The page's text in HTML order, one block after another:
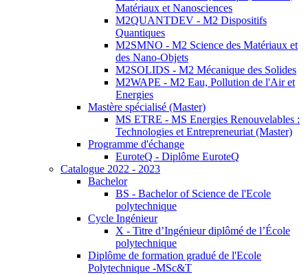
Matériaux et Nanosciences
M2QUANTDEV - M2 Dispositifs
Quantiques
M2SMNO - M2 Science des Matériaux et
des Nano-Objets
M2SOLIDS - M2 Mécanique des Solides
M2WAPE - M2 Eau, Pollution de l'Air et
Energies
Mastère spécialisé (Master)
MS ETRE - MS Energies Renouvelables :
Technologies et Entrepreneuriat (Master)
Programme d'échange
EuroteQ - Diplôme EuroteQ
Catalogue 2022 - 2023
Bachelor
BS - Bachelor of Science de l'Ecole
polytechnique
Cycle Ingénieur
X - Titre d’Ingénieur diplômé de l’École
polytechnique
Diplôme de formation gradué de l'Ecole
Polytechnique -MSc&T